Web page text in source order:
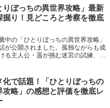
ンにとって考察の対象となっていま
りぼっちの異世界攻略」最新
掘り！見どころと考察を徹底
中の「ひとりぼっちの異世界攻略」
が公開されました。孤独ながらも成
る主人公・遥が挑む迷宮の試練、そ
話のストーリーや注目ポイント、
化で話題！「ひとりぼっちの
攻略」の感想と評価を徹底レ